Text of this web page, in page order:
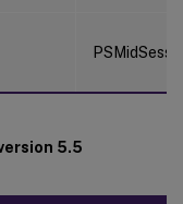
5.5